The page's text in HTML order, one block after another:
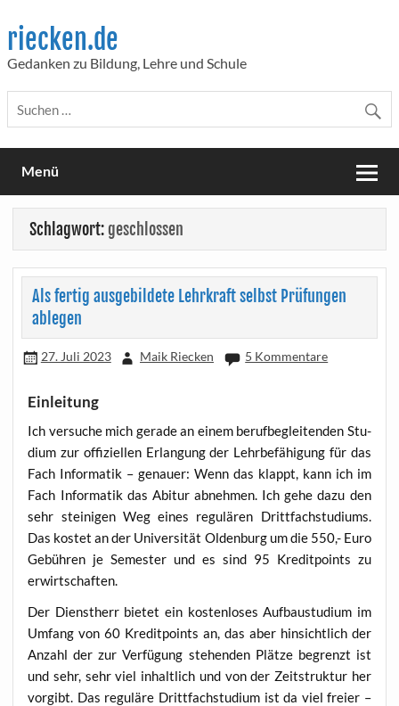
content
riecken.de
Gedanken zu Bildung, Lehre und Schule
Menü
Schlagwort: geschlossen
Als fertig ausgebildete Lehrkraft selbst Prüfungen
ablegen
27. Juli 2023 Maik Riecken 5 Kommentare
Einleitung
Ich ver­su­che mich gera­de an einem beruf­be­glei­ten­den Stu­
di­um zur offi­zi­el­len Erlan­gung der Lehr­be­fä­hi­gung für das
Fach Infor­ma­tik – genau­er: Wenn das klappt, kann ich im
Fach Infor­ma­tik das Abitur abneh­men. Ich gehe dazu den
sehr stei­ni­gen Weg eines regu­lä­ren Dritt­fach­stu­di­ums.
Das kos­tet an der Uni­ver­si­tät Olden­burg um die 550,- Euro
Gebüh­ren je Semes­ter und es sind 95 Kre­dit­points zu
erwirtschaften.
Der Dienst­herr bie­tet ein kos­ten­lo­ses Auf­bau­stu­di­um im
Umfang von 60 Kre­dit­points an, das aber hin­sicht­lich der
Anzahl der zur Ver­fü­gung ste­hen­den Plät­ze begrenzt ist
und sehr, sehr viel inhalt­lich und von der Zeit­struk­tur her
vor­gibt. Das regu­lä­re Dritt­fach­stu­di­um ist da viel frei­er –